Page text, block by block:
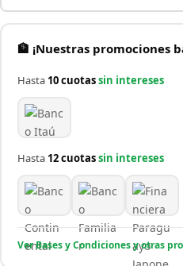
🏦 ¡Nuestras promociones
Hasta 10 cuotassin intereses
Hasta 12 cuotassin intereses
Ver Bases y Condiciones y otras